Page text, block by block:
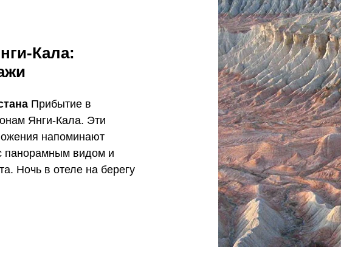
Кала:
Прибытие в
Янги-Кала. Эти
напоминают
видом и
Ночь в отеле на берегу